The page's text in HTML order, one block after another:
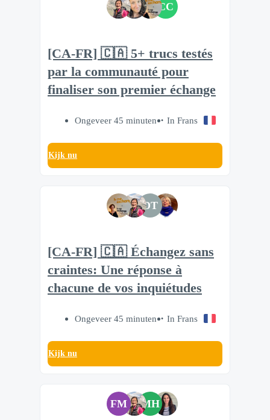
CC
[CA-FR] 🇨🇦 5+ trucs testés
par la communauté pour
finaliser son premier échange
Ongeveer 45 minuten In Frans
Kijk nu
DT
[CA-FR] 🇨🇦 Échangez sans
craintes: Une réponse à
chacune de vos inquiétudes
Ongeveer 45 minuten In Frans
Kijk nu
FM MH